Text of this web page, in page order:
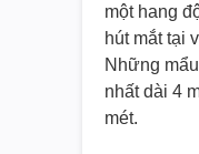
một hang
hút mắt tại
Những
nhất dài 4
mét.